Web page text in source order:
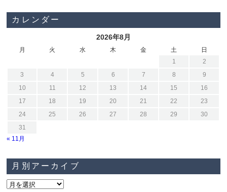
カレンダー
2026年8月
月 火 水 木 金 土
日
1
2
3
4 5 6 7 8
9
10
11 12 13 14 15
16
17
18 19 20 21 22
23
24
25 26 27 28 29
30
31
« 11月
月別アーカイブ